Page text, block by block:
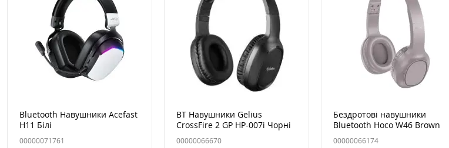
Bluetooth Навушники Acefast
H11 Білі
00000071761
BT Навушники Gelius
CrossFire 2 GP HP-007i Чорні
00000066670
Бездротові навушники
Bluetooth Hoco W46 Brown
00000066174